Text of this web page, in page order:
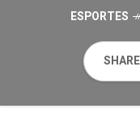
ESPORTES
SHARE